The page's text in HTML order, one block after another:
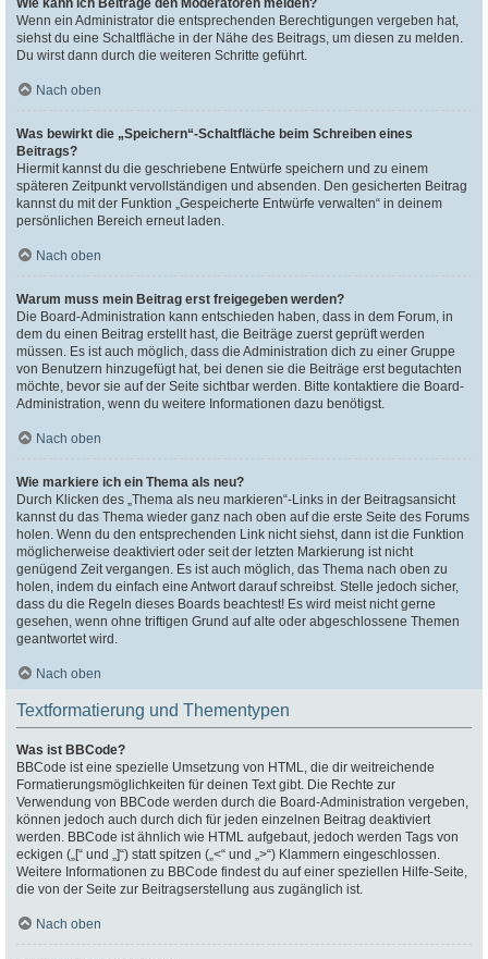
Wie kann ich Beiträge den Moderatoren melden?
Wenn ein Administrator die entsprechenden Berechtigungen vergeben hat,
siehst du eine Schaltfläche in der Nähe des Beitrags, um diesen zu melden.
Du wirst dann durch die weiteren Schritte geführt.
Nach oben
Was bewirkt die „Speichern“-Schaltfläche beim Schreiben eines
Beitrags?
Hiermit kannst du die geschriebene Entwürfe speichern und zu einem
späteren Zeitpunkt vervollständigen und absenden. Den gesicherten Beitrag
kannst du mit der Funktion „Gespeicherte Entwürfe verwalten“ in deinem
persönlichen Bereich erneut laden.
Nach oben
Warum muss mein Beitrag erst freigegeben werden?
Die Board-Administration kann entschieden haben, dass in dem Forum, in
dem du einen Beitrag erstellt hast, die Beiträge zuerst geprüft werden
müssen. Es ist auch möglich, dass die Administration dich zu einer Gruppe
von Benutzern hinzugefügt hat, bei denen sie die Beiträge erst begutachten
möchte, bevor sie auf der Seite sichtbar werden. Bitte kontaktiere die Board-
Administration, wenn du weitere Informationen dazu benötigst.
Nach oben
Wie markiere ich ein Thema als neu?
Durch Klicken des „Thema als neu markieren“-Links in der Beitragsansicht
kannst du das Thema wieder ganz nach oben auf die erste Seite des Forums
holen. Wenn du den entsprechenden Link nicht siehst, dann ist die Funktion
möglicherweise deaktiviert oder seit der letzten Markierung ist nicht
genügend Zeit vergangen. Es ist auch möglich, das Thema nach oben zu
holen, indem du einfach eine Antwort darauf schreibst. Stelle jedoch sicher,
dass du die Regeln dieses Boards beachtest! Es wird meist nicht gerne
gesehen, wenn ohne triftigen Grund auf alte oder abgeschlossene Themen
geantwortet wird.
Nach oben
Textformatierung und Thementypen
Was ist BBCode?
BBCode ist eine spezielle Umsetzung von HTML, die dir weitreichende
Formatierungsmöglichkeiten für deinen Text gibt. Die Rechte zur
Verwendung von BBCode werden durch die Board-Administration vergeben,
können jedoch auch durch dich für jeden einzelnen Beitrag deaktiviert
werden. BBCode ist ähnlich wie HTML aufgebaut, jedoch werden Tags von
eckigen („[“ und „]“) statt spitzen („<“ und „>“) Klammern eingeschlossen.
Weitere Informationen zu BBCode findest du auf einer speziellen Hilfe-Seite,
die von der Seite zur Beitragserstellung aus zugänglich ist.
Nach oben